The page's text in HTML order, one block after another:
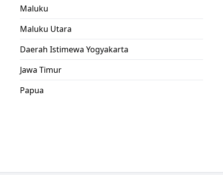
Maluku
Maluku Utara
Daerah Istimewa Yogyakarta
Jawa Timur
Papua